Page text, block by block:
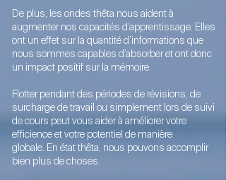
De plus, les ondes thêta nous aident à
augmenter nos capacités d’apprentissage. Elles
ont un effet sur la quantité d’informations que
nous sommes capables d’absorber et ont donc
un impact positif sur la mémoire.
Flotter pendant des périodes de révisions, de
surcharge de travail ou simplement lors de suivi
de cours peut vous aider à améliorer votre
efficience et votre potentiel de manière
globale. En état thêta, nous pouvons accomplir
bien plus de choses.